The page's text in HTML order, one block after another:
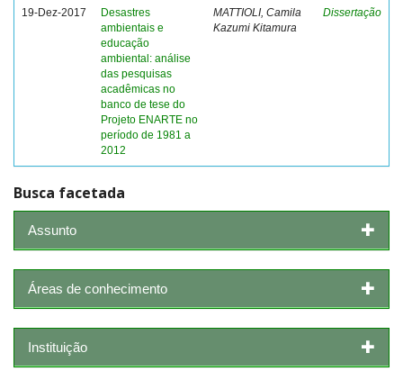
19-Dez-2017
Desastres
ambientais e
educação
ambiental: análise
das pesquisas
acadêmicas no
banco de tese do
Projeto ENARTE no
período de 1981 a
2012
MATTIOLI, Camila
Kazumi Kitamura
Dissertação
Busca facetada
Assunto
Áreas de conhecimento
Instituição